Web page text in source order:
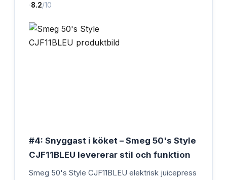
·8.2/10
#4: Snyggast i köket – Smeg 50's Style
CJF11BLEU levererar stil och funktion
Smeg 50's Style CJF11BLEU elektrisk juicepress